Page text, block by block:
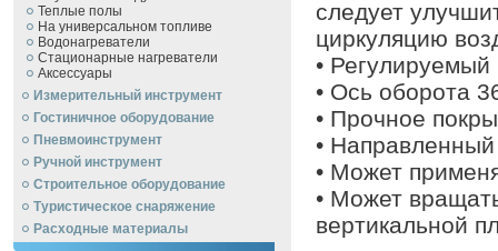
Теплые полы
На универсальном топливе
Водонагреватели
Стационарные нагреватели
Аксессуары
Измерительный инструмент
Гостиничное оборудование
Пневмоинструмент
Ручной инcтрумент
Строительное оборудование
Туристическое снаряжение
Расходные материалы
следует
циркуляцию
• Регулируемый
• Ось oборота
• Прочное
•
• Может
• Может
вертикальной